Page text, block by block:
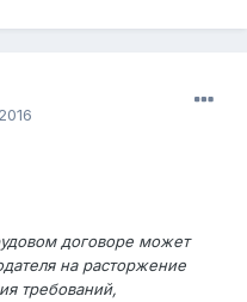
договоре может
на расторжение
требований,